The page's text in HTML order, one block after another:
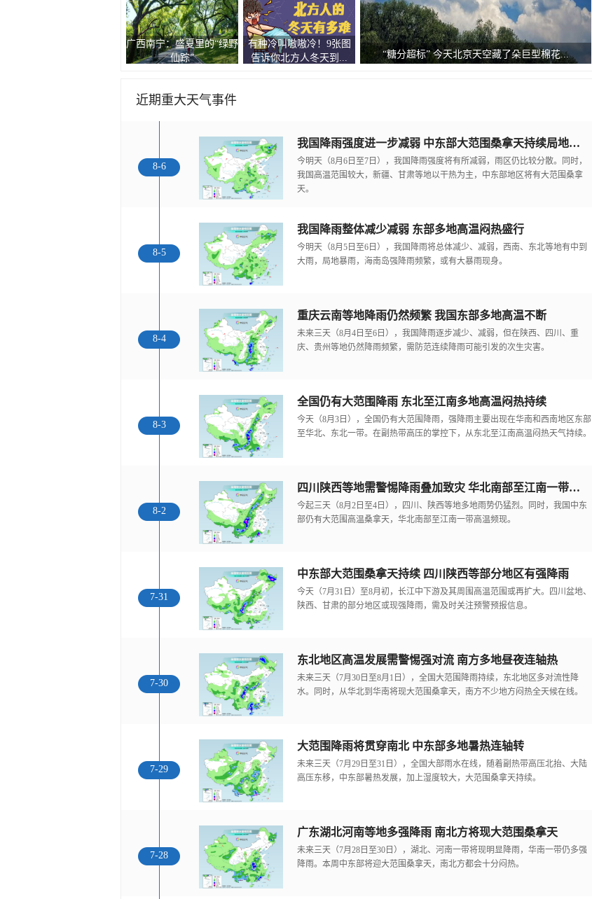
筑牢安全防线 福建广东气
象部门全力应对台...
被湿冷支配的恐惧！9张
图告诉你南方人冬天...
云南昆明降雨致城区主干道积水
近期重大天气事件
8-6
我国降雨强度进一步减弱 中东部大范围桑拿天持续局地可超38℃
今明天（8月6日至7日），我国降雨强度将有所减弱，雨区仍比较分散。同时，
我国高温范围较大，新疆、甘肃等地以干热为主，中东部地区将有大范围桑拿
天。
8-5
我国降雨整体减少减弱 东部多地高温闷热盛行
今明天（8月5日至6日），我国降雨将总体减少、减弱，西南、东北等地有中到
大雨，局地暴雨，海南岛强降雨频繁，或有大暴雨现身。
8-4
重庆云南等地降雨仍然频繁 我国东部多地高温不断
未来三天（8月4日至6日），我国降雨逐步减少、减弱，但在陕西、四川、重
庆、贵州等地仍然降雨频繁，需防范连续降雨可能引发的次生灾害。
8-3
全国仍有大范围降雨 东北至江南多地高温闷热持续
今天（8月3日），全国仍有大范围降雨，强降雨主要出现在华南和西南地区东部
至华北、东北一带。在副热带高压的掌控下，从东北至江南高温闷热天气持续。
8-2
四川陕西等地需警惕降雨叠加致灾 华北南部至江南一带高温频现
今起三天（8月2日至4日），四川、陕西等地多地雨势仍猛烈。同时，我国中东
部仍有大范围高温桑拿天，华北南部至江南一带高温频现。
7-31
中东部大范围桑拿天持续 四川陕西等部分地区有强降雨
今天（7月31日）至8月初，长江中下游及其周围高温范围或再扩大。四川盆地、
陕西、甘肃的部分地区或现强降雨，需及时关注预警预报信息。
7-30
东北地区高温发展需警惕强对流 南方多地昼夜连轴热
未来三天（7月30日至8月1日），全国大范围降雨持续，东北地区多对流性降
水。同时，从华北到华南将现大范围桑拿天，南方不少地方闷热全天候在线。
7-29
大范围降雨将贯穿南北 中东部多地暑热连轴转
未来三天（7月29日至31日），全国大部雨水在线，随着副热带高压北抬、大陆
高压东移，中东部暑热发展，加上湿度较大，大范围桑拿天持续。
7-28
广东湖北河南等地多强降雨 南北方将现大范围桑拿天
未来三天（7月28日至30日），湖北、河南一带将现明显降雨，华南一带仍多强
降雨。本周中东部将迎大范围桑拿天，南北方都会十分闷热。